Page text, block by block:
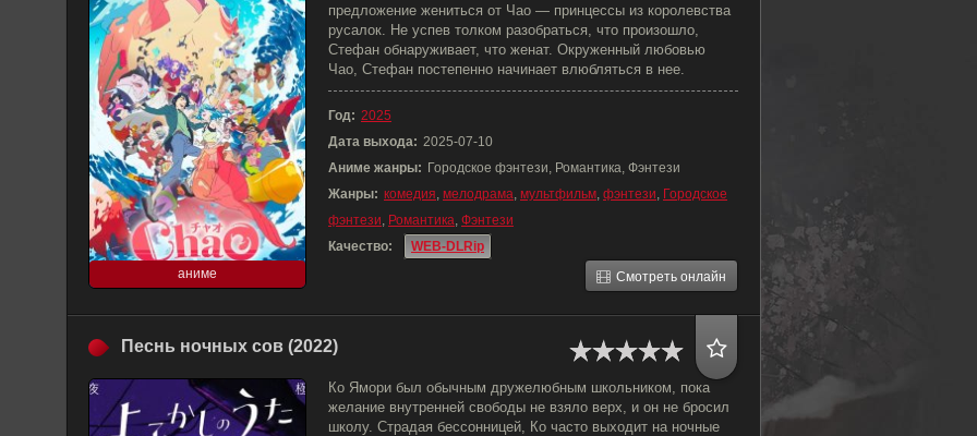
аниме
предложение жениться от Чао — принцессы из королевства
русалок. Не успев толком разобраться, что произошло,
Стефан обнаруживает, что женат. Окруженный любовью
Чао, Стефан постепенно начинает влюбляться в нее.
Год: 2025
Дата выхода: 2025-07-10
Аниме жанры: Городское фэнтези, Романтика, Фэнтези
Жанры: комедия, мелодрама, мультфильм, фэнтези, Городское
фэнтези, Романтика, Фэнтези
Качество:
WEB-DLRip
Смотреть онлайн
Песнь ночных сов (2022)
Ко Ямори был обычным дружелюбным школьником, пока
желание внутренней свободы не взяло верх, и он не бросил
школу. Страдая бессонницей, Ко часто выходит на ночные